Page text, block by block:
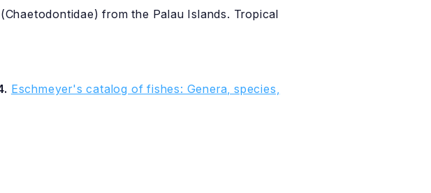
from the Palau Islands. Tropical
Eschmeyer's catalog of fishes: Genera, species,